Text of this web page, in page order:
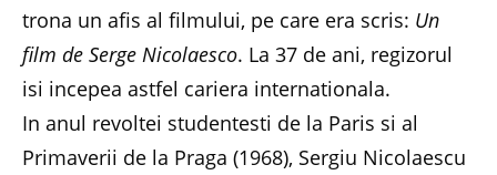
trona un afis al filmului, pe care era scris: Un
film de Serge Nicolaesco. La 37 de ani, regizorul
isi incepea astfel cariera internationala.
In anul revoltei studentesti de la Paris si al
Primaverii de la Praga (1968), Sergiu Nicolaescu